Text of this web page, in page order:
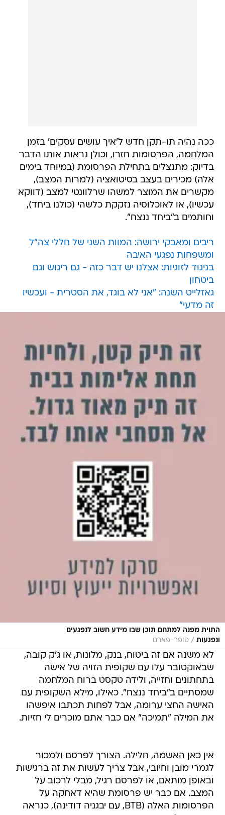
ככה נהיה תו-תקן חדש ל'איך עושים עסקים' בזמן
המלחמה, הפרסומות חזרו, וכולן נראות אותו הדבר
בדיוק: מתנצלים בתחילת הפרסומת (במיוחד בימים
אלה) מכירים בעצב בסיטואציה (למרות המצב),
מקשרים את המוצר למשהו שרלוונטי למצב (דווקא
עכשיו), או לאוכלוסיה נזקקת כלשהי (כולנו ביחד),
וחותמים ב"ביחד ננצח".
ריבים ומאבקי ירושה: המוות השני של חללי צה"ל
ומשפחות נפגעי האיבה
בניגוד לזוגיות: אצלנו יש דבר כזה - גם ריגוש וגם
ביטחון
גאזלייט השנה: "אני לא בוגד, את הסטרית - ועכשיו
זה מדעי"
התוית מפנה למתחם תוכן שבו מידע חשוב לנפגעים
ונפגעות / סופר-פארם
לא משנה אם זה ביטוח, בנק, מלונות, או ג'ק קובה,
שבאוקטובר עלו עם שקופית הזויה של אישה
בתחתונים וחזייה, ולידה טקסט ברוח המלחמה
שמסתיים ב"ביחד ננצח". כאילו, מילא השקופית עם
האישה החצי ערומה, אבל לפחות תכתבו איפשהו
את המילה "תמיכה" אם כבר אתם מוכרים לי חזיות.
אין כאן האשמה, חלילה. הצורך לפרסם ולמכור
לגמרי מובן וחיובי, אבל צריך לעשות את זה ברגישות
ובאופן מותאם, או לפרסם רגיל, מבלי לרכוב על
המצב. אם כבר יש פרסומת שהיא דאחקה על
הפרסומות האלה (BTB, עם יבגניה דודינה), כנראה